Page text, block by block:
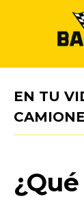
EN TU